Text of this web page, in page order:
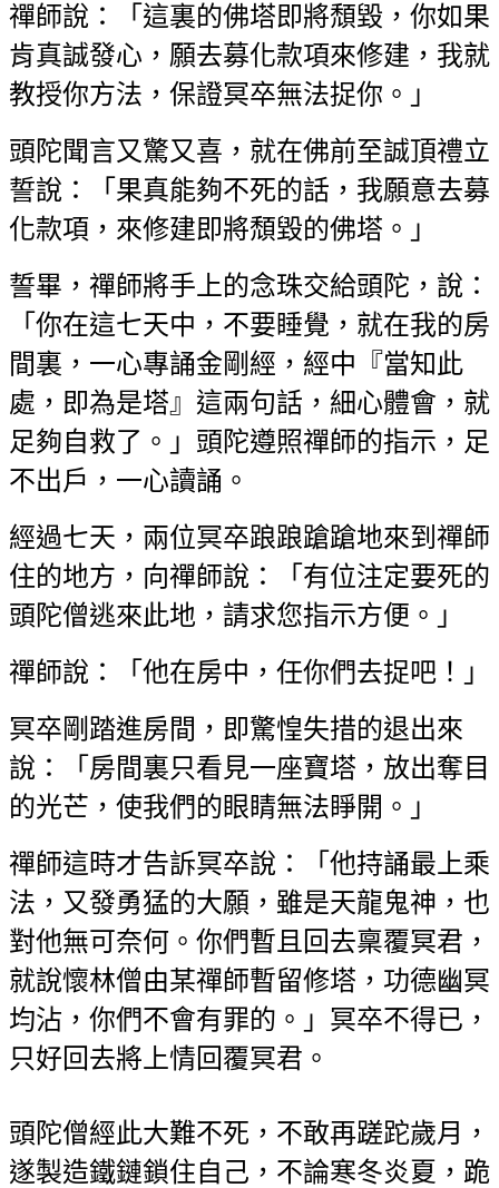
禪師說：「這裏的佛塔即將頹毀，你如果
肯真誠發心，願去募化款項來修建，我就
教授你方法，保證冥卒無法捉你。」
頭陀聞言又驚又喜，就在佛前至誠頂禮立
誓說：「果真能夠不死的話，我願意去募
化款項，來修建即將頹毀的佛塔。」
誓畢，禪師將手上的念珠交給頭陀，說：
「你在這七天中，不要睡覺，就在我的房
間裏，一心專誦金剛經，經中『當知此
處，即為是塔』這兩句話，細心體會，就
足夠自救了。」頭陀遵照禪師的指示，足
不出戶，一心讀誦。
經過七天，兩位冥卒踉踉蹌蹌地來到禪師
住的地方，向禪師說：「有位注定要死的
頭陀僧逃來此地，請求您指示方便。」
禪師說：「他在房中，任你們去捉吧！」
冥卒剛踏進房間，即驚惶失措的退出來
說：「房間裏只看見一座寶塔，放出奪目
的光芒，使我們的眼睛無法睜開。」
禪師這時才告訴冥卒說：「他持誦最上乘
法，又發勇猛的大願，雖是天龍鬼神，也
對他無可奈何。你們暫且回去稟覆冥君，
就說懷林僧由某禪師暫留修塔，功德幽冥
均沾，你們不會有罪的。」冥卒不得已，
只好回去將上情回覆冥君。
頭陀僧經此大難不死，不敢再蹉跎歲月，
遂製造鐵鏈鎖住自己，不論寒冬炎夏，跪